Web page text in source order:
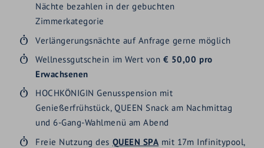
Nächte bezahlen in der gebuchten
Zimmerkategorie
Verlängerungsnächte auf Anfrage gerne möglich
Wellnessgutschein im Wert von € 50,00 pro
Erwachsenen
HOCHKÖNIGIN Genusspension mit
Genießerfrühstück, QUEEN Snack am Nachmittag
und 6-Gang-Wahlmenü am Abend
Freie Nutzung des QUEEN SPA mit 17m Infinitypool,